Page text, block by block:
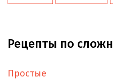
Рецепты по
Простые